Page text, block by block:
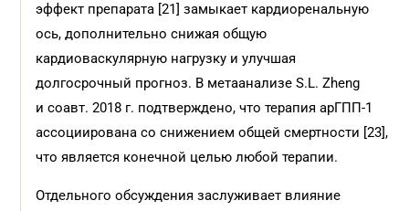
эффект препарата [21] замыкает кардиоренальную
ось, дополнительно снижая общую
кардиоваскулярную нагрузку и улучшая
долгосрочный прогноз. В метаанализе S.L. Zheng
и соавт. 2018 г. подтверждено, что терапия арГПП-1
ассоциирована со снижением общей смертности [23],
что является конечной целью любой терапии.
Отдельного обсуждения заслуживает влияние